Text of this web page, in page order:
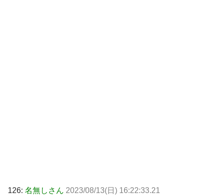
126: 名無しさん 2023/08/13(日) 16:22:33.21